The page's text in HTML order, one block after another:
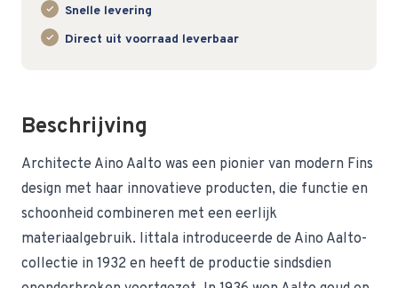
Snelle levering
Direct uit voorraad leverbaar
Beschrijving
Architecte Aino Aalto was een pionier van modern Fins
design met haar innovatieve producten, die functie en
schoonheid combineren met een eerlijk
materiaalgebruik. Iittala introduceerde de Aino Aalto-
collectie in 1932 en heeft de productie sindsdien